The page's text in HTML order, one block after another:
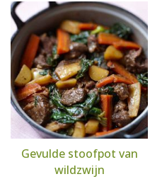
Gevulde stoofpot van
wildzwijn